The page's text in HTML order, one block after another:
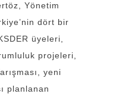
Yönetim
dört bir
üyeleri,
projeleri,
yeni
planlanan